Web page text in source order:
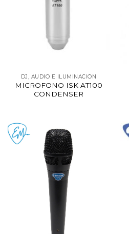
DJ, AUDIO E ILUMINACIÓN
MICROFONO ISK AT100
CONDENSER